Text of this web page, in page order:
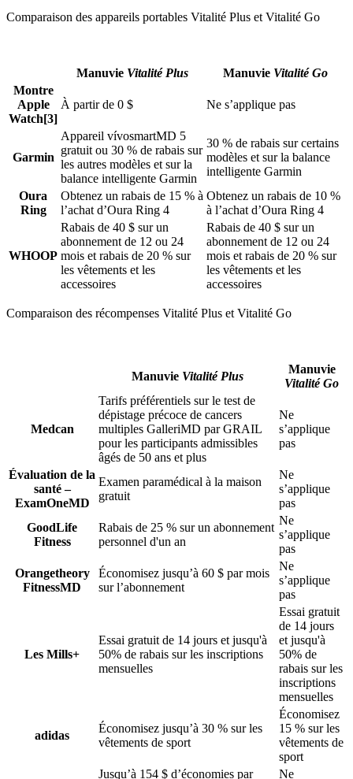
Comparaison des appareils portables Vitalité Plus et Vitalité Go
Manuvie Vitalité Plus Manuvie Vitalité Go
Montre
Apple
Watch[3]
À partir de 0 $ Ne s’applique pas
Garmin
Appareil vívosmartMD 5
gratuit ou 30 % de rabais sur
les autres modèles et sur la
balance intelligente Garmin
30 % de rabais sur certains
modèles et sur la balance
intelligente Garmin
Oura
Ring
Obtenez un rabais de 15 % à
l’achat d’Oura Ring 4
Obtenez un rabais de 10 %
à l’achat d’Oura Ring 4
WHOOP
Rabais de 40 $ sur un
abonnement de 12 ou 24
mois et rabais de 20 % sur
les vêtements et les
accessoires
Rabais de 40 $ sur un
abonnement de 12 ou 24
mois et rabais de 20 % sur
les vêtements et les
accessoires
Comparaison des récompenses Vitalité Plus et Vitalité Go
Manuvie Vitalité Plus
Manuvie
Vitalité Go
Medcan
Tarifs préférentiels sur le test de
dépistage précoce de cancers
multiples GalleriMD par GRAIL
pour les participants admissibles
âgés de 50 ans et plus
Ne
s’applique
pas
Évaluation de la
santé –
ExamOneMD
Examen paramédical à la maison
gratuit
Ne
s’applique
pas
GoodLife
Fitness
Rabais de 25 % sur un abonnement
personnel d'un an
Ne
s’applique
pas
Orangetheory
FitnessMD
Économisez jusqu’à 60 $ par mois
sur l’abonnement
Ne
s’applique
pas
Les Mills+
Essai gratuit de 14 jours et jusqu'à
50% de rabais sur les inscriptions
mensuelles
Essai gratuit
de 14 jours
et jusqu'à
50% de
rabais sur les
inscriptions
mensuelles
adidas
Économisez jusqu’à 30 % sur les
vêtements de sport
Économisez
15 % sur les
vêtements de
sport
Jusqu’à 154 $ d’économies par
Ne